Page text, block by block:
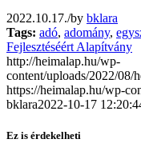
2022.10.17./by bklara
Tags: adó, adomány,
Fejlesztéséért Alapítvány
http://heimalap.hu/wp-
content/uploads/2022/08/
https://heimalap.hu/wp-
bklara2022-10-17
Ez is érdekelheti